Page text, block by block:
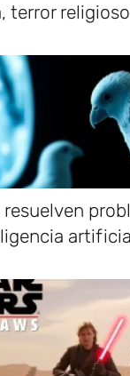
terror
resuelven